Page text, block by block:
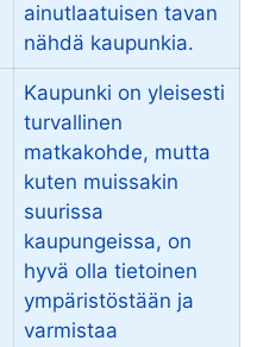
ainutlaatuisen tavan
nähdä kaupunkia.
Kaupunki on yleisesti
turvallinen
matkakohde, mutta
kuten muissakin
suurissa
kaupungeissa, on
hyvä olla tietoinen
ympäristöstään ja
varmistaa